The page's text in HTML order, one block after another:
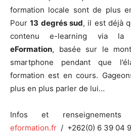
formation locale sont de plus
Pour13 degrés sud, il est déjà
contenu e-learning via la
eFormation, basée sur le
smartphone pendant que
formation est en cours.
plus en plus parler de lui…
Infos et
eformation.fr / +262(0) 6 39 04